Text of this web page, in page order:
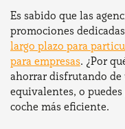
Es sabido que las
promociones
largo plazo para
para empresas. ¿Por
ahorrar disfrutando
equivalentes, o
coche más eficiente.